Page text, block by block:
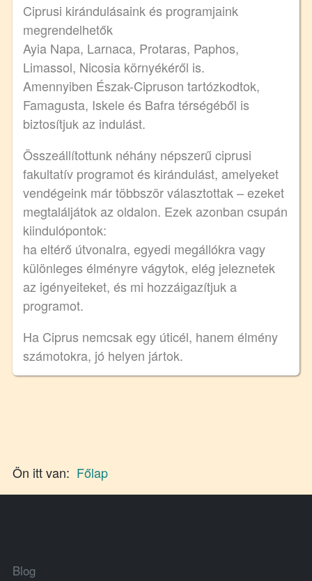
Ciprusi kirándulásaink és programjaink
megrendelhetők
Ayia Napa, Larnaca, Protaras, Paphos,
Limassol, Nicosia környékéről is.
Amennyiben Észak-Cipruson tartózkodtok,
Famagusta, Iskele és Bafra térségéből is
biztosítjuk az indulást.
Összeállítottunk néhány népszerű ciprusi
fakultatív programot és kirándulást, amelyeket
vendégeink már többször választottak – ezeket
megtaláljátok az oldalon. Ezek azonban csupán
kiindulópontok:
ha eltérő útvonalra, egyedi megállókra vagy
különleges élményre vágytok, elég jeleznetek
az igényeiteket, és mi hozzáigazítjuk a
programot.
Ha Ciprus nemcsak egy úticél, hanem élmény
számotokra, jó helyen jártok.
Ön itt van: Főlap
Blog